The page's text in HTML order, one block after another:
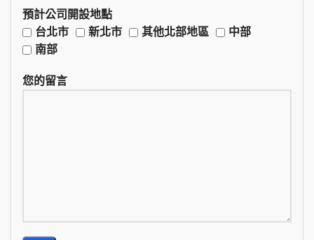
預計公司開設地點
台北市
新北市 其他北部地區
中部
南部
您的留言